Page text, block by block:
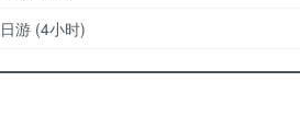
游 (4小时)